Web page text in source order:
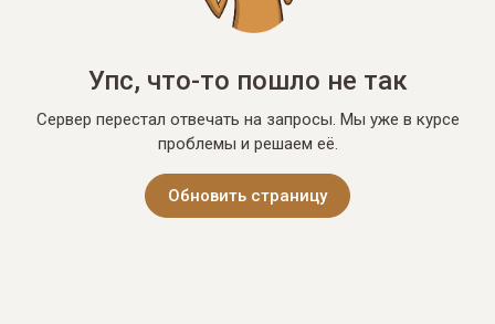
Упс, что-то пошло не так
Сервер перестал отвечать на запросы. Мы уже в курсе
проблемы и решаем её.
Обновить страницу